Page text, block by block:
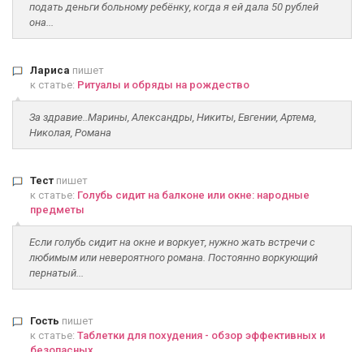
подать деньги больному ребёнку, когда я ей дала 50 рублей
она...
Лариса пишет
к статье: Ритуалы и обряды на рождество
За здравие..Марины, Александры, Никиты, Евгении, Артема,
Николая, Романа
Тест пишет
к статье: Голубь сидит на балконе или окне: народные
предметы
Если голубь сидит на окне и воркует, нужно жать встречи с
любимым или невероятного романа. Постоянно воркующий
пернатый...
Гость пишет
к статье: Таблетки для похудения - обзор эффективных и